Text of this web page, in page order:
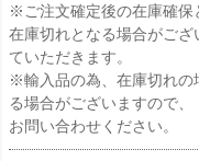
※ご注文確定後の在庫確保
在庫切れとなる場合がご
ていただきます。
※輸入品の為、在庫切れの
る場合がございますので
お問い合わせください。